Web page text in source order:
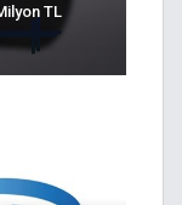
TL